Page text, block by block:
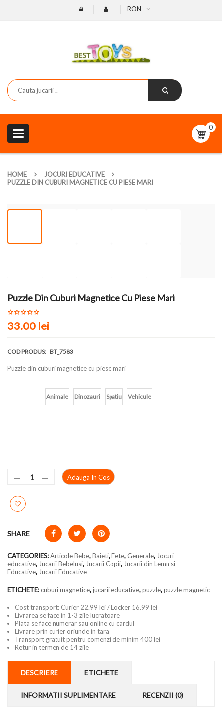
RON
Toggle
navigation
0
HOME
JOCURI EDUCATIVE
PUZZLE DIN CUBURI MAGNETICE CU PIESE MARI
Puzzle Din Cuburi Magnetice Cu Piese Mari
33.00 lei
COD PRODUS: BT_7583
Puzzle din cuburi magnetice cu piese mari
Animale Dinozauri Spatiu Vehicule
Adauga In Cos
SHARE
CATEGORIES:Articole Bebe,Baieti,Fete, Generale, Jocuri
educative, Jucarii Bebelusi, Jucarii Copii, Jucarii din Lemn si
Educative, Jucarii Educative
ETICHETE:cuburi magnetice,jucarii educative,puzzle,puzzle magnetic
Cost transport: Curier 22.99 lei / Locker 16.99 lei
Livrarea se face in 1-3 zile lucratoare
Plata se face numerar sau online cu cardul
Livrare prin curier oriunde in tara
Transport gratuit pentru comenzi de minim 400 lei
Retur in termen de 14 zile
DESCRIERE ETICHETE
INFORMATII SUPLIMENTARE RECENZII (0)